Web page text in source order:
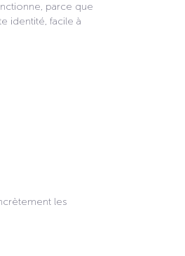
parce que
identité, facile à
les